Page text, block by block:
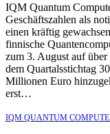
IQM Quantum
Geschäftszahlen als
einen kräftig
finnische
zum 3. August auf
dem Quartalsstichtag
Millionen Euro
erst…
IQM QUANTUM